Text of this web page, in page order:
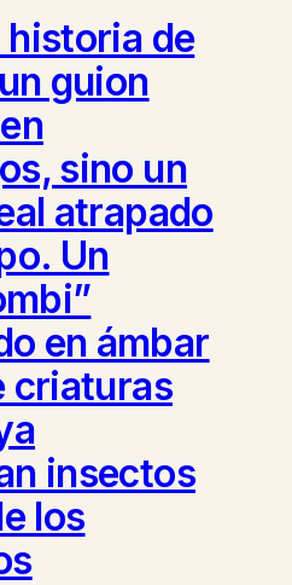
historia de
guion
sino un
atrapado
Un
en ámbar
criaturas
insectos
los